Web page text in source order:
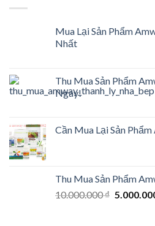
Mua Lại Sản Phẩm
Nhất
Thu Mua Sản Phẩm
Ngay!
Cần Mua Lại Sản
Thu Mua Sản Phẩm
10.000.000₫ Original